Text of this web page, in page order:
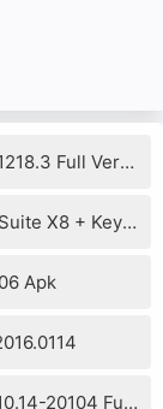
Download WanDrv (Easy Driverpack) 7.17.1218.3 Full Version
Download Software CorelDraw Graphics Suite X8 + Keygen
Apk
Download DriverPack Solution Offline 17.10.14-20104 Full Version